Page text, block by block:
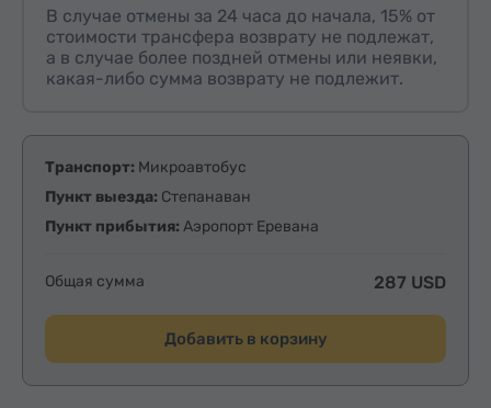
В случае отмены за 24 часа до начала, 15% от
стоимости трансфера возврату не подлежат,
а в случае более поздней отмены или неявки,
какая-либо сумма возврату не подлежит.
Транспорт: Микроавтобус
Пункт выезда: Степанаван
Пункт прибытия: Аэропорт Еревана
Общая сумма 287 USD
Добавить в корзину